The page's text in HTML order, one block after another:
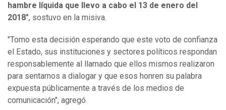
hambre líquida que llevo a cabo el 13 de enero del
2018", sostuvo en la misiva.
"Tomo esta decisión esperando que este voto de confianza
el Estado, sus instituciones y sectores políticos respondan
responsablemente al llamado que ellos mismos realizaron
para sentarnos a dialogar y que esos honren su palabra
expuesta públicamente a través de los medios de
comunicación", agregó.